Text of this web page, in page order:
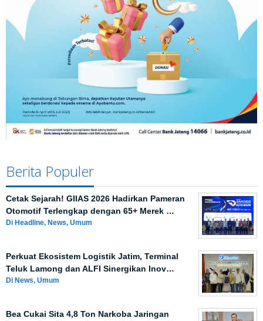
Berita Populer
Cetak Sejarah! GIIAS 2026 Hadirkan Pameran
Otomotif Terlengkap dengan 65+ Merek …
Di Headline, News, Umum
Perkuat Ekosistem Logistik Jatim, Terminal
Teluk Lamong dan ALFI Sinergikan Inov…
Di News, Umum
Bea Cukai Sita 4,8 Ton Narkoba Jaringan